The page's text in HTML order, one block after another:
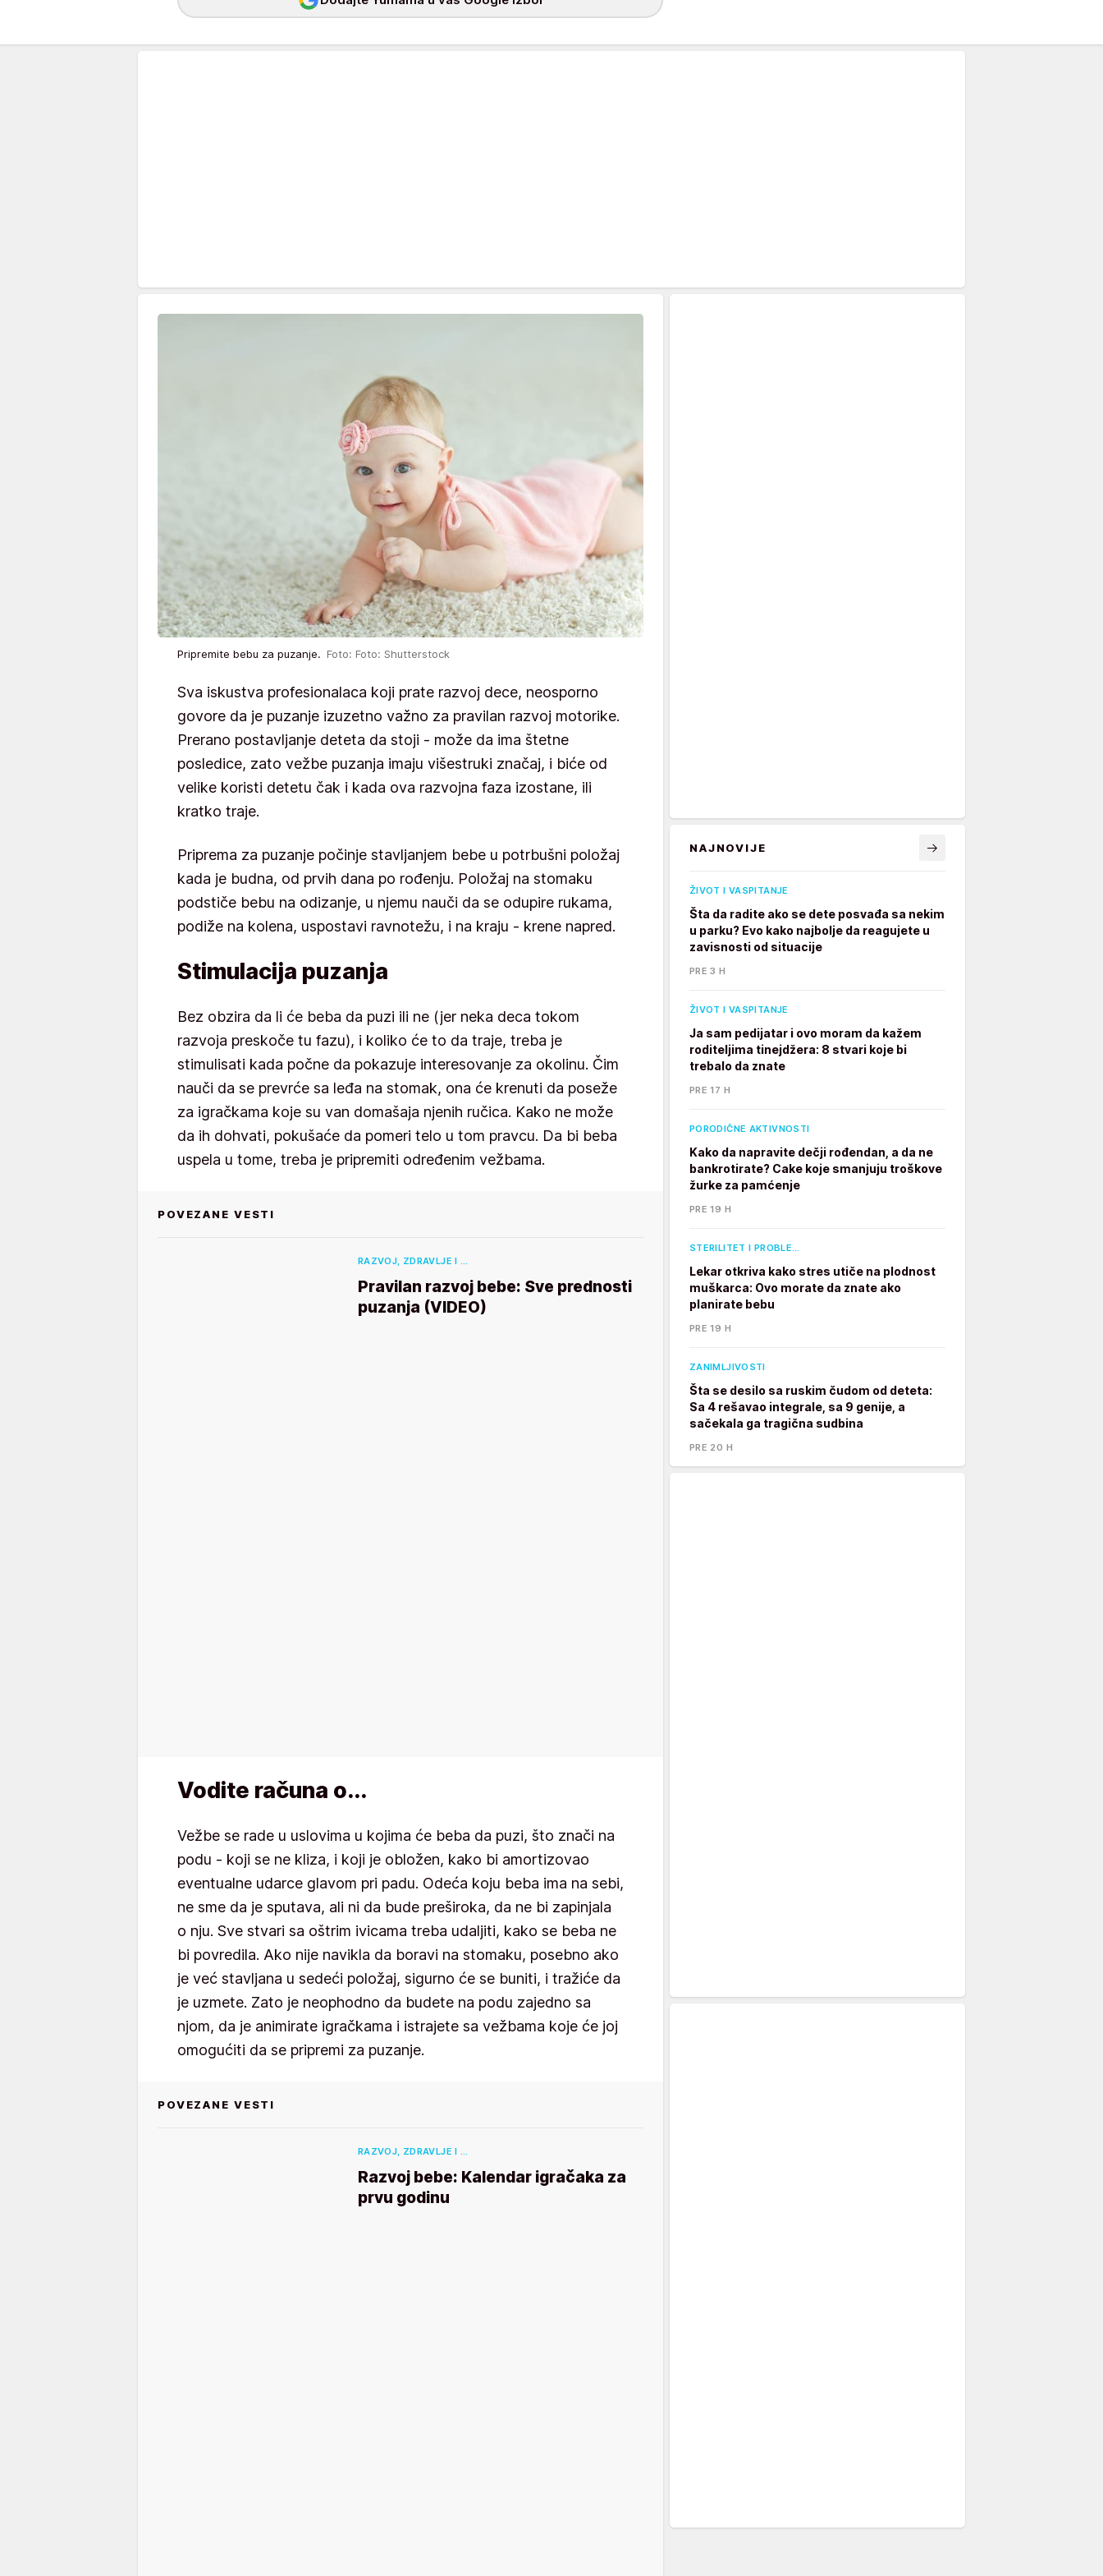
Pripremite bebu za puzanje. Foto: Foto: Shutterstock
Sva iskustva profesionalaca koji prate razvoj dece, neosporno
govore da je puzanje izuzetno važno za pravilan razvoj motorike.
Prerano postavljanje deteta da stoji - može da ima štetne
posledice, zato vežbe puzanja imaju višestruki značaj, i biće od
velike koristi detetu čak i kada ova razvojna faza izostane, ili
kratko traje.
Priprema za puzanje počinje stavljanjem bebe u potrbušni položaj
kada je budna, od prvih dana po rođenju. Položaj na stomaku
podstiče bebu na odizanje, u njemu nauči da se odupire rukama,
podiže na kolena, uspostavi ravnotežu, i na kraju - krene napred.
Stimulacija puzanja
Bez obzira da li će beba da puzi ili ne (jer neka deca tokom
razvoja preskoče tu fazu), i koliko će to da traje, treba je
stimulisati kada počne da pokazuje interesovanje za okolinu. Čim
nauči da se prevrće sa leđa na stomak, ona će krenuti da poseže
za igračkama koje su van domašaja njenih ručica. Kako ne može
da ih dohvati, pokušaće da pomeri telo u tom pravcu. Da bi beba
uspela u tome, treba je pripremiti određenim vežbama.
POVEZANE VESTI
RAZVOJ, ZDRAVLJE I …
Pravilan razvoj bebe: Sve prednosti
puzanja (VIDEO)
Vodite računa o...
Vežbe se rade u uslovima u kojima će beba da puzi, što znači na
podu - koji se ne kliza, i koji je obložen, kako bi amortizovao
eventualne udarce glavom pri padu. Odeća koju beba ima na sebi,
ne sme da je sputava, ali ni da bude preširoka, da ne bi zapinjala
o nju. Sve stvari sa oštrim ivicama treba udaljiti, kako se beba ne
bi povredila. Ako nije navikla da boravi na stomaku, posebno ako
je već stavljana u sedeći položaj, sigurno će se buniti, i tražiće da
je uzmete. Zato je neophodno da budete na podu zajedno sa
njom, da je animirate igračkama i istrajete sa vežbama koje će joj
omogućiti da se pripremi za puzanje.
POVEZANE VESTI
RAZVOJ, ZDRAVLJE I …
Razvoj bebe: Kalendar igračaka za
prvu godinu
NAJNOVIJE
ŽIVOT I VASPITANJE
Šta da radite ako se dete posvađa sa nekim
u parku? Evo kako najbolje da reagujete u
zavisnosti od situacije
PRE 3 H
ŽIVOT I VASPITANJE
Ja sam pedijatar i ovo moram da kažem
roditeljima tinejdžera: 8 stvari koje bi
trebalo da znate
PRE 17 H
PORODIČNE AKTIVNOSTI
Kako da napravite dečji rođendan, a da ne
bankrotirate? Cake koje smanjuju troškove
žurke za pamćenje
PRE 19 H
STERILITET I PROBLE…
Lekar otkriva kako stres utiče na plodnost
muškarca: Ovo morate da znate ako
planirate bebu
PRE 19 H
ZANIMLJIVOSTI
Šta se desilo sa ruskim čudom od deteta:
Sa 4 rešavao integrale, sa 9 genije, a
sačekala ga tragična sudbina
PRE 20 H